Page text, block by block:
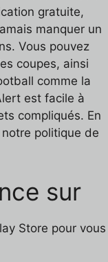
gratuite,
manquer un
Vous pouvez
coupes, ainsi
comme la
est facile à
compliqués. En
politique de
sur
Store pour vous